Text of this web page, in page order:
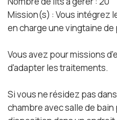
Mission(s) : Vous intégrez
en charge une vingtaine
Vous avez pour missions
d'adapter les traitements.
Si vous ne résidez pas
chambre avec salle de